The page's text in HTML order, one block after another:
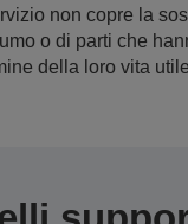
non copre la
o di parti che
della loro vita